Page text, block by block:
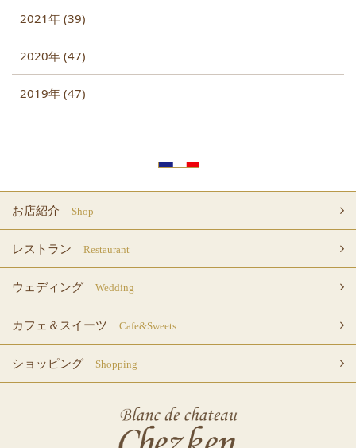
2021年 (39)
2020年 (47)
2019年 (47)
お店紹介 Shop
レストラン Restaurant
ウェディング Wedding
カフェ＆スイーツ Cafe&Sweets
ショッピング Shopping